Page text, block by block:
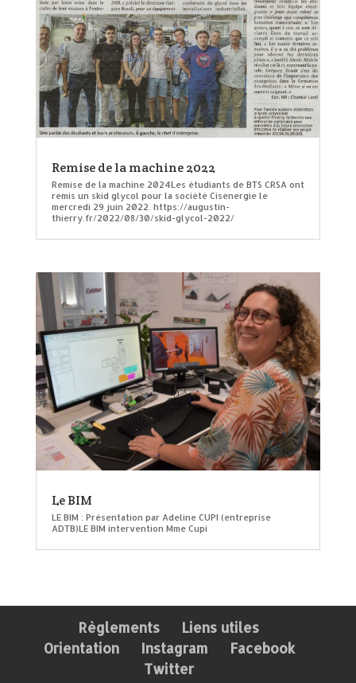
Remise de la machine 2022
Remise de la machine 2024Les étudiants de BTS CRSA ont
remis un skid glycol pour la société Cisenergie le
mercredi 29 juin 2022. https://augustin-
thierry.fr/2022/08/30/skid-glycol-2022/
Le BIM
LE BIM : Présentation par Adeline CUPI (entreprise
ADTB)LE BIM intervention Mme Cupi
Règlements
Liens utiles
Orientation
Instagram
Facebook
Twitter